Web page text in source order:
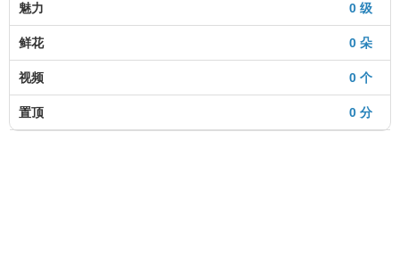
0 级
魅力
0 朵
鲜花
0 个
视频
0 分
置顶